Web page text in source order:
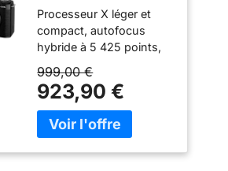
Processeur X léger et
compact, autofocus
hybride à 5 425 points,
8 images par seconde,
ES 20 images par
seconde, recadrage 30
images par seconde,
999,00 €
923,90 €